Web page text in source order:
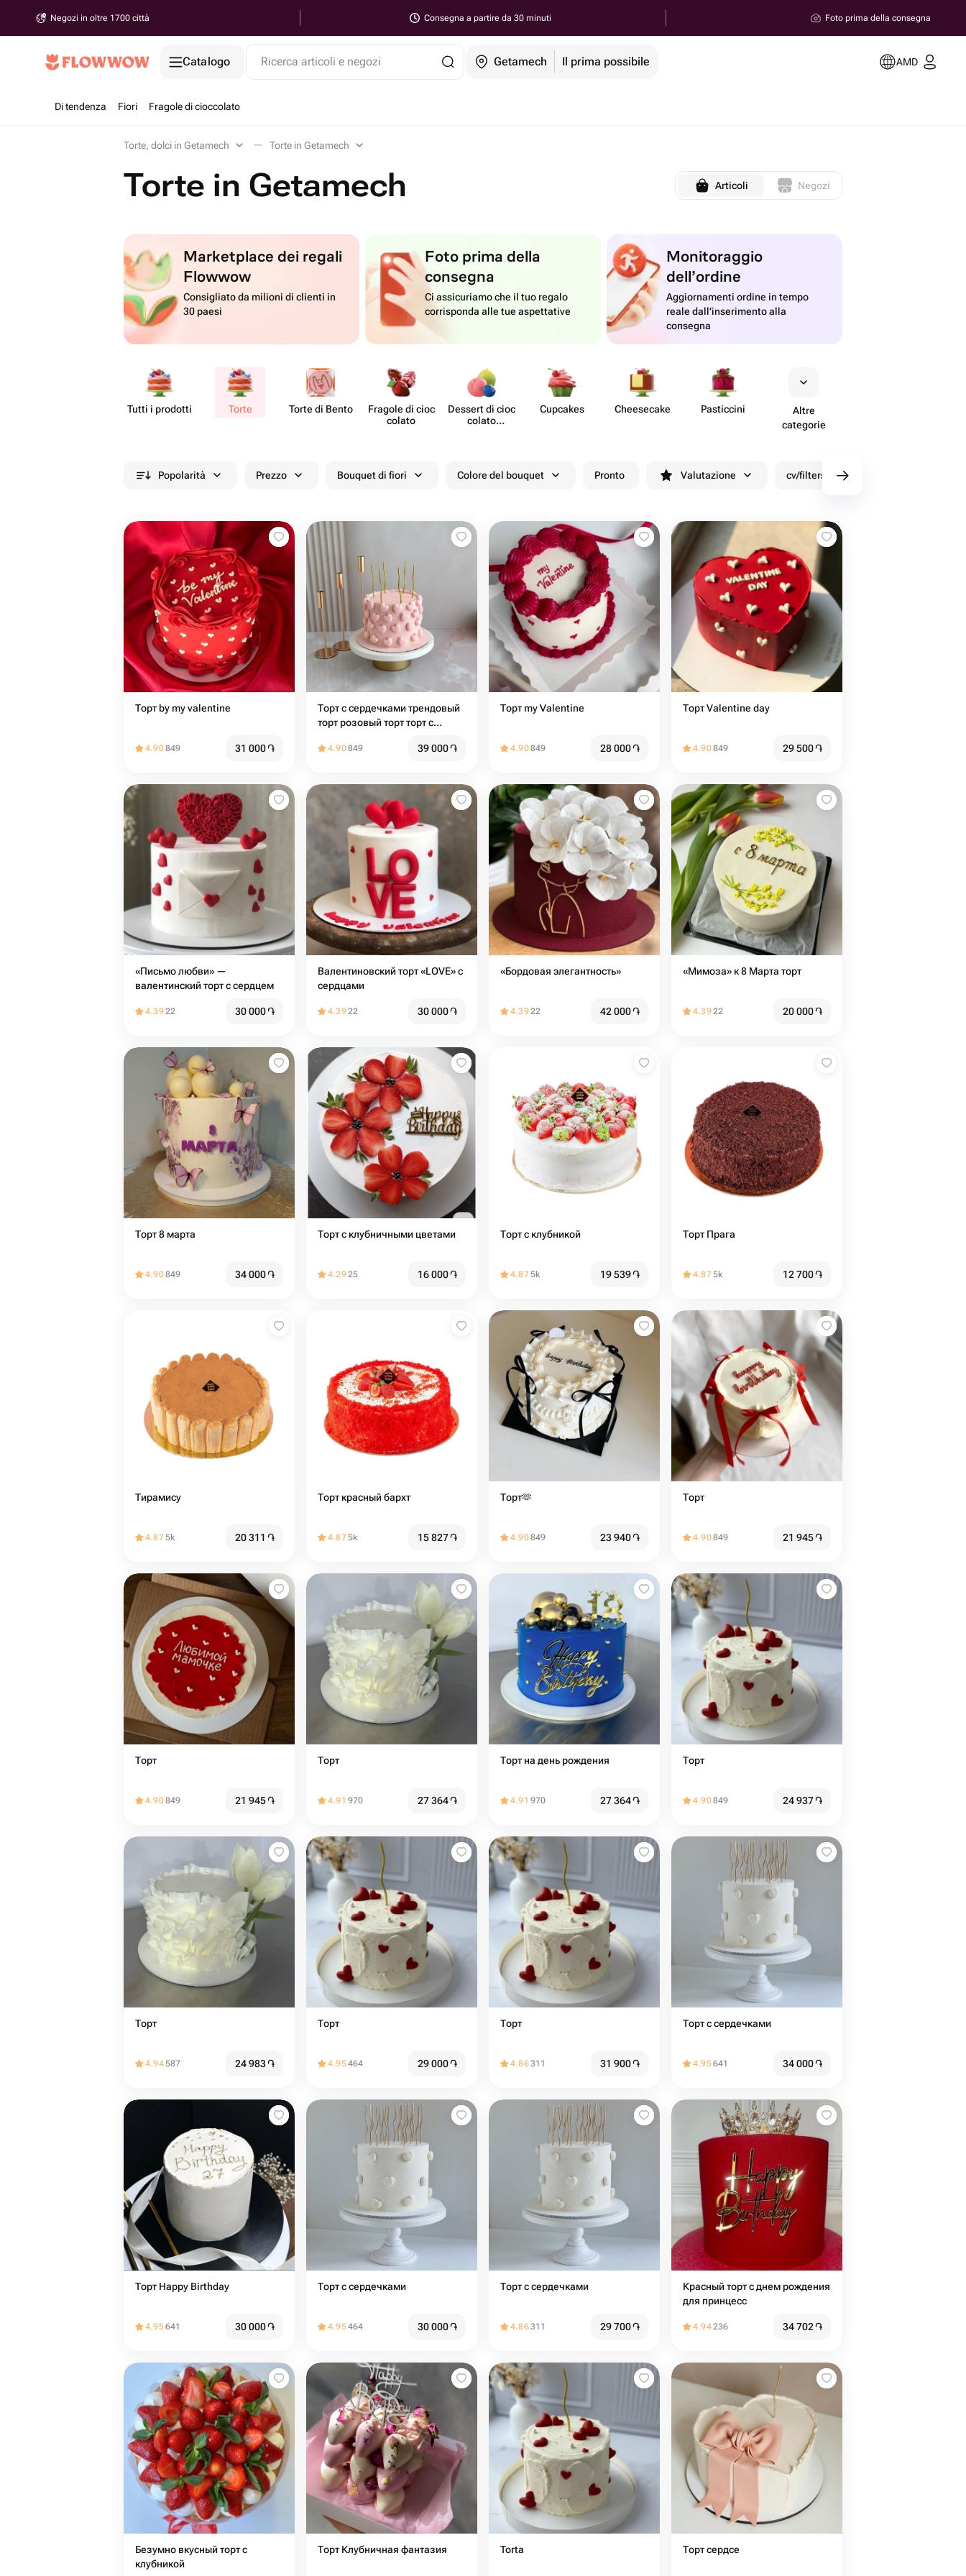
Negozi in oltre 1700 città Consegna a partire da 30 minuti Foto prima della consegna
Catalogo Ricerca articoli e negozi Getamech Il prima possibile AMD
Di tendenza Fiori Fragole di cioccolato
Torte, dolci in Getamech Torte in Getamech
Torte in Getamech Articoli Negozi
Marketplace dei regali
Flowwow
Consigliato da milioni di clienti in
30 paesi
Foto prima della
consegna
Ci assicuriamo che il tuo regalo
corrisponda alle tue aspettative
Monitoraggio
dell’ordine
Aggiornamenti ordine in tempo
reale dall’inserimento alla
consegna
Tutti i prodotti Torte Torte di Bento
Fragole di cioc​
colato
Dessert di cioc​
colato
Cupcakes Chee​secake Past​iccini
Altre
categorie
Popolarità Prezzo Bouquet di fiori Colore del bouquet Pronto Valutazione cv/filters/name_fast_delivery
Торт ️️️️by my valentine
4.90849 31 000֏
Торт с сердечками трендовый
торт розовый торт торт с
рождения
4.90849 39 000֏
Торт my Valentine
4.90849 28 000֏
Торт Valentine day
4.90849 29 500֏
«Письмо любви» —
валентинский торт с сердцем
4.3922 30 000֏
Валентиновский торт «LOVE» с
сердцами
4.3922 30 000֏
«Бордовая элегантность»
4.3922 42 000֏
«Мимоза» к 8 Марта торт
4.3922 20 000֏
Торт 8 марта
4.90849 34 000֏
Торт с клубничными цветами
4.2925 16 000֏
Торт с клубникой
4.875k 19 539֏
Торт Прага
4.875k 12 700֏
Тирамису
4.875k 20 311 ֏
Торт красный бархт
4.875k 15 827֏
Торт🫶️
4.90849 23 940֏
Торт️
4.90849 21 945֏
Торт
4.90849 21 945֏
Торт
4.91 970 27 364֏
Торт на день рождения
4.91 970 27 364֏
Торт
4.90849 24 937֏
Торт
4.94587 24 983֏
Торт
4.95464 29 000֏
Торт
4.86311 31 900֏
Торт с сердечками
4.95641 34 000֏
Торт Happy Birthday
4.95641 30 000֏
Торт с сердечками
4.95464 30 000֏
Торт с сердечками
4.86311 29 700֏
Красный торт с днем рождения
для принцесс
4.94236 34 702֏
Безумно вкусный торт с
клубникой
Торт Клубничная фантазия Torta Торт сердсе